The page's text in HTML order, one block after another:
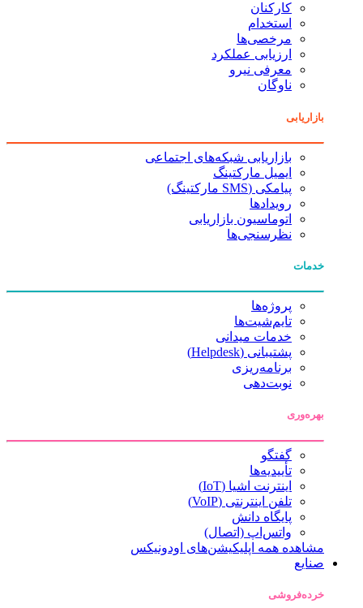
کارکنان
استخدام
مرخصی‌ها
ارزیابی عملکرد
معرفی نیرو
ناوگان
بازاریابی
بازاریابی شبکه‌های اجتماعی
ایمیل مارکتینگ
پیامکی (SMS مارکتینگ)
رویدادها
اتوماسیون بازاریابی
نظرسنجی‌ها
خدمات
پروژه‌ها
تایم‌شیت‌ها
خدمات میدانی
پشتیبانی (Helpdesk)
برنامه‌ریزی
نوبت‌دهی
بهره‌وری
گفتگو
تأییدیه‌ها
اینترنت اشیا (IoT)
تلفن اینترنتی (VoIP)
پایگاه دانش
واتس‌اپ (اتصال)
مشاهده همه اپلیکیشن‌های اودونیکس
صنایع
خرده‌فروشی